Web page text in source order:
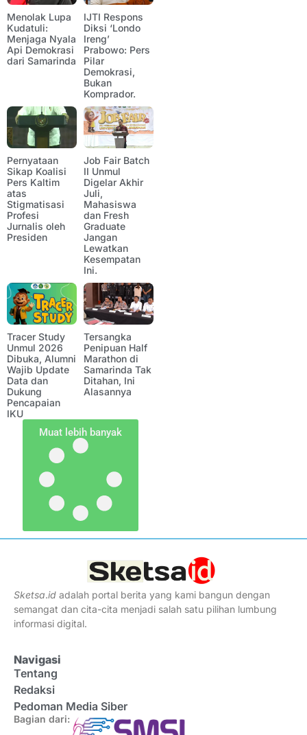
Menolak Lupa
Kudatuli:
Menjaga Nyala
Api Demokrasi
dari Samarinda
IJTI Respons
Diksi ‘Londo
Ireng’
Prabowo: Pers
Pilar
Demokrasi,
Bukan
Komprador.
Pernyataan
Sikap Koalisi
Pers Kaltim
atas
Stigmatisasi
Profesi
Jurnalis oleh
Presiden
Job Fair Batch
II Unmul
Digelar Akhir
Juli,
Mahasiswa
dan Fresh
Graduate
Jangan
Lewatkan
Kesempatan
Ini.
Tracer Study
Unmul 2026
Dibuka, Alumni
Wajib Update
Data dan
Dukung
Pencapaian
IKU
Tersangka
Penipuan Half
Marathon di
Samarinda Tak
Ditahan, Ini
Alasannya
Muat lebih banyak
Sketsa.id adalah portal berita yang kami bangun dengan
semangat dan cita-cita menjadi salah satu pilihan lumbung
informasi digital.
Navigasi
Tentang
Redaksi
Pedoman Media Siber
Bagian dari: